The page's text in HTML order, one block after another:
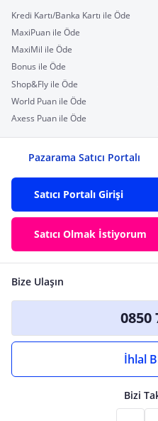
Kredi Kartı/Banka Kartı ile Öde
MaxiPuan ile Öde
MaxiMil ile Öde
Bonus ile Öde
Shop&Fly ile Öde
World Puan ile Öde
Axess Puan ile Öde
Pazarama Satıcı Portalı
Satıcı Portalı Girişi
Satıcı Olmak İstiyorum
Bize Ulaşın
0850
İhlal
Bizi